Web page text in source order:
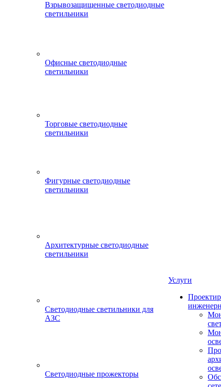
Взрывозащищенные светодиодные
светильники
Офисные светодиодные
светильники
Торговые светодиодные
светильники
Фигурные светодиодные
светильники
Архитектурные светодиодные
светильники
Светодиодные светильники для
АЗС
Светодиодные прожекторы
Услуги